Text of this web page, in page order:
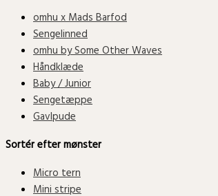
omhu x Mads Barfod
Sengelinned
omhu by Some Other Waves
Håndklæde
Baby / Junior
Sengetæppe
Gavlpude
Sortér efter mønster
Micro tern
Mini stripe